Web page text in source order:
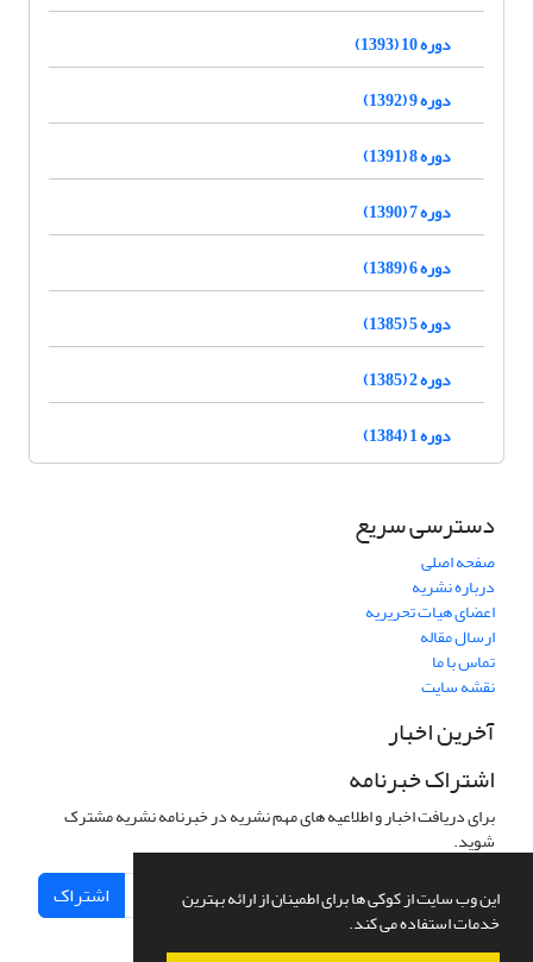
این وب سایت از کوکی ها برای اطمینان از ارائه بهترین
خدمات استفاده می کند.
دوره 10 (1393)
دوره 9 (1392)
دوره 8 (1391)
دوره 7 (1390)
دوره 6 (1389)
دوره 5 (1385)
دوره 2 (1385)
دوره 1 (1384)
دسترسی سریع
صفحه اصلی
درباره نشریه
اعضای هیات تحریریه
ارسال مقاله
تماس با ما
نقشه سایت
آخرین اخبار
اشتراک خبرنامه
برای دریافت اخبار و اطلاعیه های مهم نشریه در خبرنامه نشریه مشترک
شوید.
اشتراک